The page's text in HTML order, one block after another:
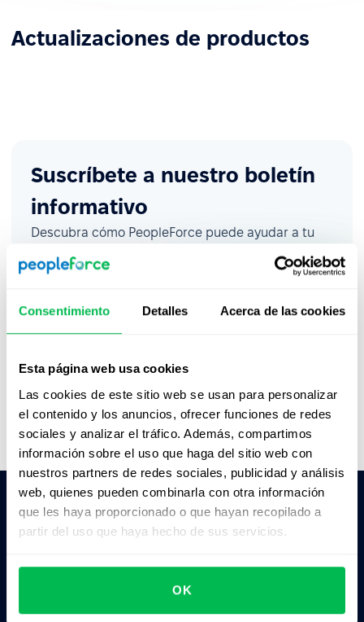
Consentimiento Detalles Acerca de las cookies
Esta página web usa cookies
Las cookies de este sitio web se usan para personalizar
el contenido y los anuncios, ofrecer funciones de redes
sociales y analizar el tráfico. Además, compartimos
información sobre el uso que haga del sitio web con
nuestros partners de redes sociales, publicidad y análisis
web, quienes pueden combinarla con otra información
que les haya proporcionado o que hayan recopilado a
partir del uso que haya hecho de sus servicios.
OK
Actualizaciones de productos
Suscríbete a nuestro boletín
informativo
Descubra cómo PeopleForce puede ayudar a tu
Pedile a la IA un resumen de PeopleForce:
Business driven. People focused.